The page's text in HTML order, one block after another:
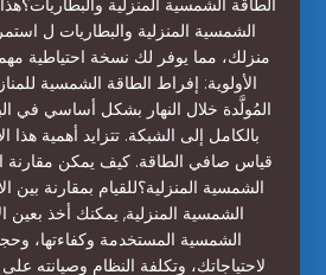
الشمسية المنزلية والبطاريات ل
منزلك، مما يوفر لك نسخة احتياطية
الأولوية: إفراط الطاقة الشمسية
المُولَّدة خلال النهار بشكل أساسي في
بالكامل إلى الشبكة. تتزايد أهمية
قياس صافي الطاقة. كيف يمكن مقارنة
الشمسية المنزلية؟للقيام بمقارنة بين
الشمسية المنزلية, يمكنك أخذ بعين
الشمسية المستخدمة وكفاءتها،
لاحتياجاتك، وتكلفة النظام وصيانته